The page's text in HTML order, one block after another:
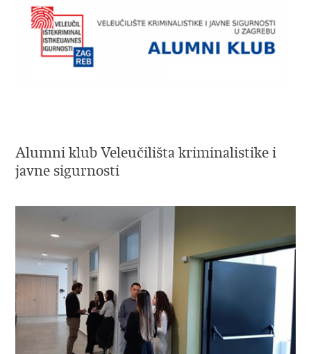
Alumni klub Veleučilišta kriminalistike i
javne sigurnosti